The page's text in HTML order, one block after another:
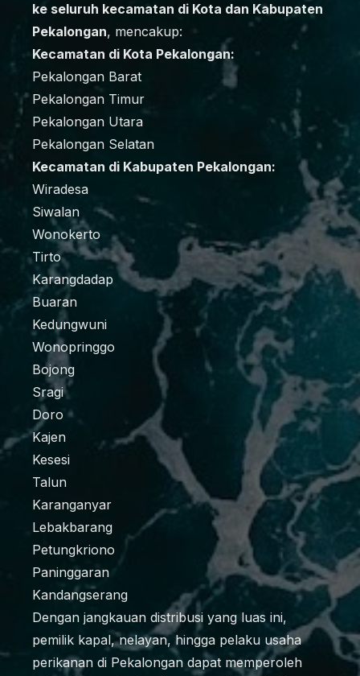
ke seluruh kecamatan di Kota dan Kabupaten
Pekalongan, mencakup:
Kecamatan di Kota Pekalongan:
Pekalongan Barat
Pekalongan Timur
Pekalongan Utara
Pekalongan Selatan
Kecamatan di Kabupaten Pekalongan:
Wiradesa
Siwalan
Wonokerto
Tirto
Karangdadap
Buaran
Kedungwuni
Wonopringgo
Bojong
Sragi
Doro
Kajen
Kesesi
Talun
Karanganyar
Lebakbarang
Petungkriono
Paninggaran
Kandangserang
Dengan jangkauan distribusi yang luas ini,
pemilik kapal, nelayan, hingga pelaku usaha
perikanan di Pekalongan dapat memperoleh